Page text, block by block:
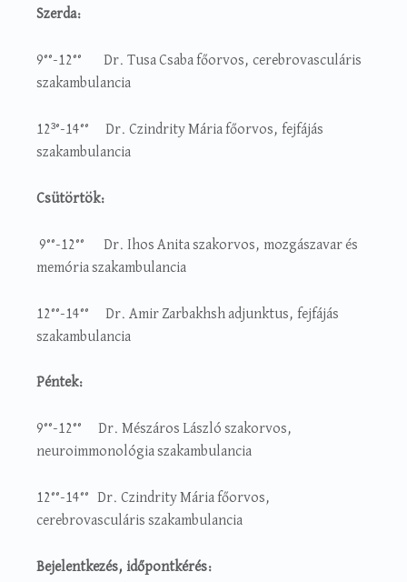
Szerda:
9°°-12°° Dr. Tusa Csaba főorvos, cerebrovasculáris
szakambulancia
12³°-14°° Dr. Czindrity Mária főorvos, fejfájás
szakambulancia
Csütörtök:
9°°-12°° Dr. Ihos Anita szakorvos, mozgászavar és
memória szakambulancia
12°°-14°° Dr. Amir Zarbakhsh adjunktus, fejfájás
szakambulancia
Péntek:
9°°-12°° Dr. Mészáros László szakorvos,
neuroimmonológia szakambulancia
12°°-14°° Dr. Czindrity Mária főorvos,
cerebrovasculáris szakambulancia
Bejelentkezés, időpontkérés: